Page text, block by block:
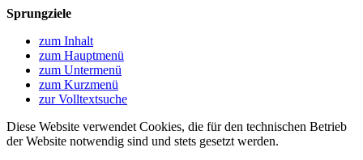
Sprungziele
zum Inhalt
zum Hauptmenü
zum Untermenü
zum Kurzmenü
zur Volltextsuche
Diese Website verwendet Cookies, die für den technischen Betrieb
der Website notwendig sind und stets gesetzt werden.